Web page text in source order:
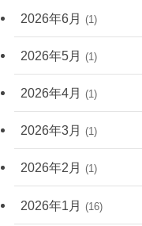
2026年6月 (1)
2026年5月 (1)
2026年4月 (1)
2026年3月 (1)
2026年2月 (1)
2026年1月 (16)